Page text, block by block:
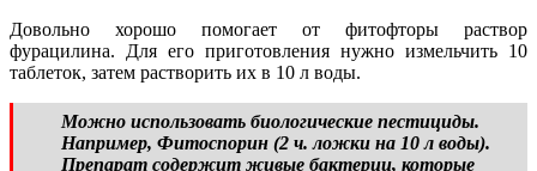
Довольно хорошо помогает от фитофторы раствор
фурацилина. Для его приготовления нужно измельчить 10
таблеток, затем растворить их в 10 л воды.
Можно использовать биологические пестициды.
Например, Фитоспорин (2 ч. ложки на 10 л воды).
Препарат содержит живые бактерии, которые